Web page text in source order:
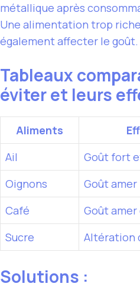
métallique après
Une alimentation trop
également affecter le goût.
Tableaux
éviter et leurs
Aliments
Ail
Goût fort
Oignons
Goût amer
Café
Goût
Sucre
Altération
Solutions :